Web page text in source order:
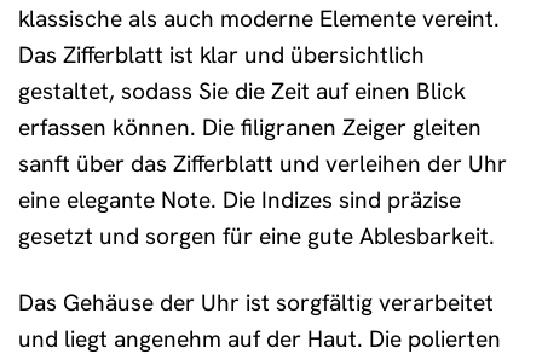
klassische als auch moderne Elemente vereint.
Das Zifferblatt ist klar und übersichtlich
gestaltet, sodass Sie die Zeit auf einen Blick
erfassen können. Die filigranen Zeiger gleiten
sanft über das Zifferblatt und verleihen der Uhr
eine elegante Note. Die Indizes sind präzise
gesetzt und sorgen für eine gute Ablesbarkeit.
Das Gehäuse der Uhr ist sorgfältig verarbeitet
und liegt angenehm auf der Haut. Die polierten